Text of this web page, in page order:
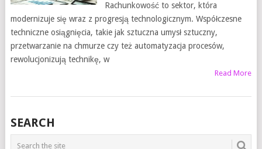
Rachunkowość to sektor, która
modernizuje się wraz z progresją technologicznym. Współczesne
techniczne osiągnięcia, takie jak sztuczna umysł sztuczny,
przetwarzanie na chmurze czy też automatyzacja procesów,
rewolucjonizują technikę, w
Read More
SEARCH